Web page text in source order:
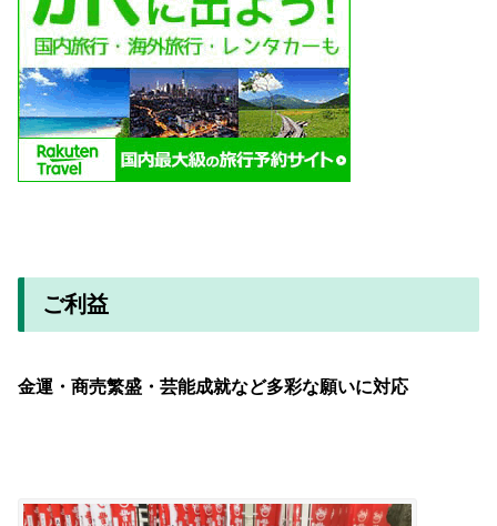
ご利益
金運・商売繁盛・芸能成就など多彩な願いに対応